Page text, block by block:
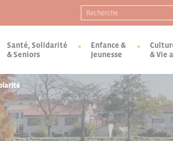
Recherche pour :
Santé, Solidarité
& Seniors
Enfance &
Jeunesse
& Vie